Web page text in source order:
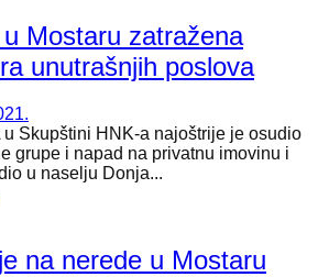
Mostaru zatražena
unutrašnjih poslova
Skupštini HNK-a najoštrije je osudio
grupe i napad na privatnu imovinu i
u naselju Donja...
na nerede u Mostaru